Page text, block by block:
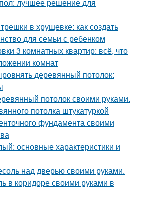
лучшее решение для
в хрущевке: как создать
для семьи с ребенком
3 комнатных квартир: всё, что
комнат
деревянный потолок:
потолок своими руками.
потолка штукатуркой
фундамента своими
основные характеристики и
над дверью своими руками.
в коридоре своими руками в